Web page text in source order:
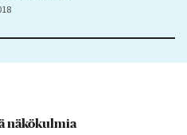
näkökulmia